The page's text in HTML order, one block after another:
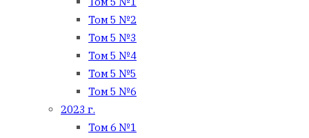
Том 5 №2
Том 5 №3
Том 5 №4
Том 5 №5
Том 5 №6
2023 г.
Том 6 №1